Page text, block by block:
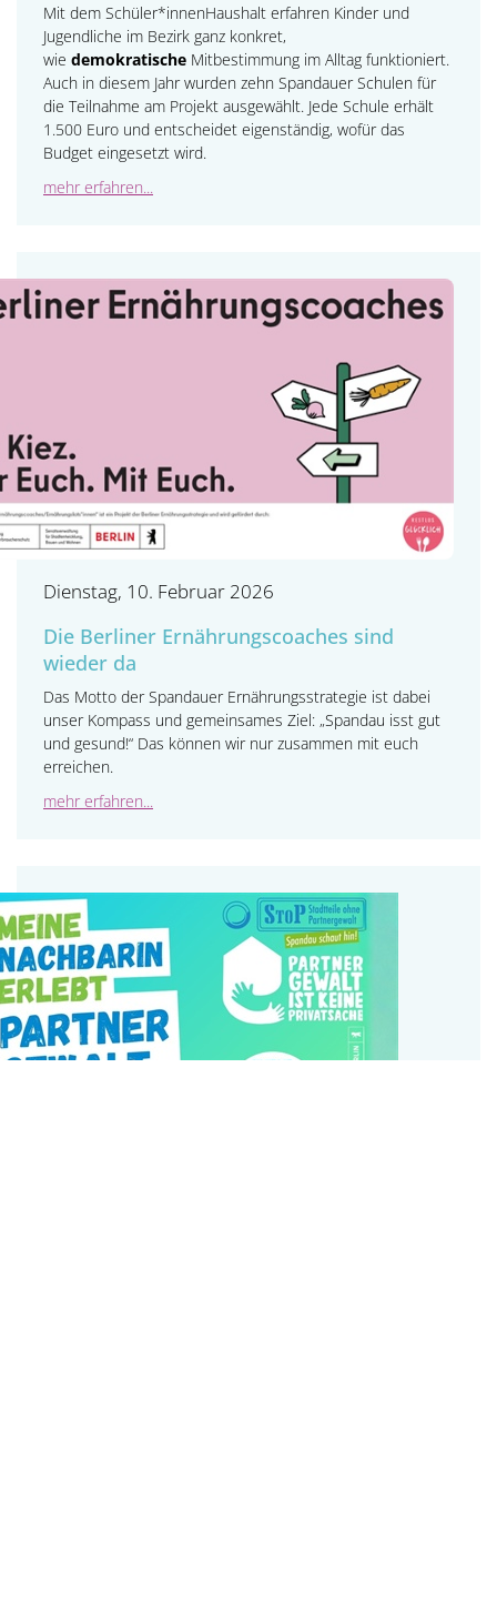
Mit dem Schüler*innenHaushalt erfahren Kinder und
Jugendliche im Bezirk ganz konkret,
wie demokratische Mitbestimmung im Alltag funktioniert.
Auch in diesem Jahr wurden zehn Spandauer Schulen für
die Teilnahme am Projekt ausgewählt. Jede Schule erhält
1.500 Euro und entscheidet eigenständig, wofür das
Budget eingesetzt wird.
mehr erfahren...
Dienstag, 10. Februar 2026
Die Berliner Ernährungscoaches sind
wieder da
Das Motto der Spandauer Ernährungsstrategie ist dabei
unser Kompass und gemeinsames Ziel: „Spandau isst gut
und gesund!“ Das können wir nur zusammen mit euch
erreichen.
mehr erfahren...